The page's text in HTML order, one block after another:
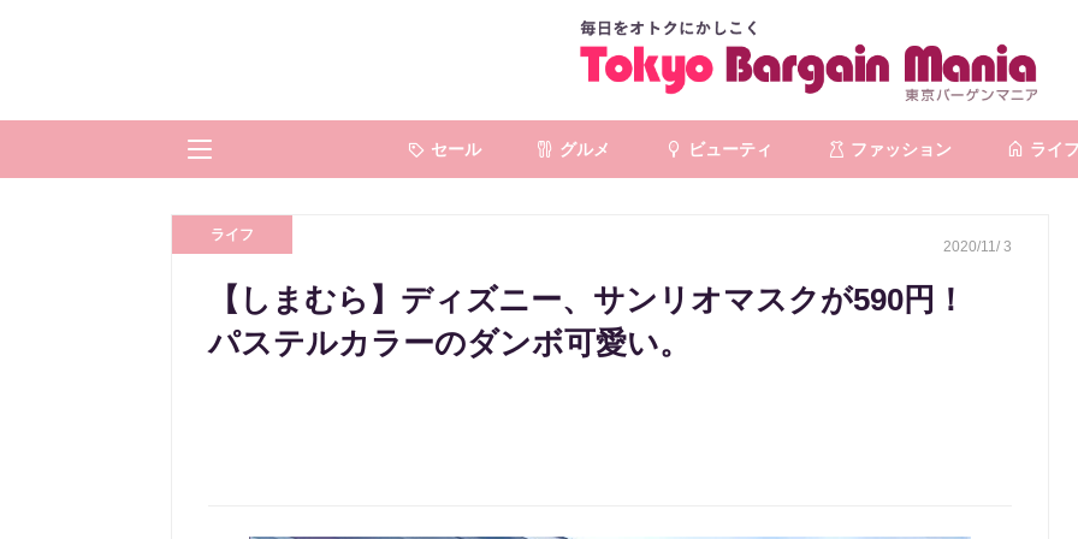
セール グルメ ビューティ ファッション ライフ
ライフ
2020/11/ 3
【しまむら】ディズニー、サンリオマスクが590円！
パステルカラーのダンボ可愛い。